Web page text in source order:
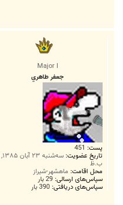
Major I
جعفر طاهري
پست: 451
تاریخ عضویت:
ب.ظ
محل اقامت: ماهشهر-شیراز
سپاس‌های ارسالی: 29 بار
سپاس‌های دریافتی: 390 بار